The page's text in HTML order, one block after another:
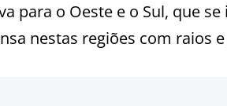
para o Oeste e o Sul, que
nestas regiões com raios